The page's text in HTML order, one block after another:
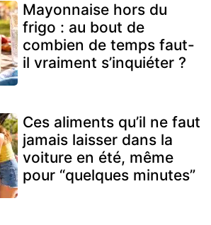
Mayonnaise hors du
frigo : au bout de
combien de temps faut-
il vraiment s’inquiéter ?
Ces aliments qu’il ne faut
jamais laisser dans la
voiture en été, même
pour “quelques minutes”